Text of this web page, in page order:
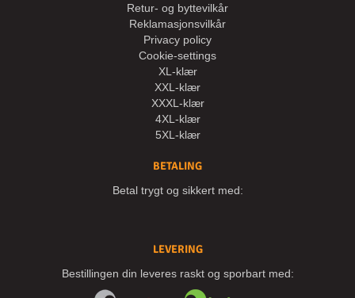
Retur- og byttevilkår
Reklamasjonsvilkår
Privacy policy
Cookie-settings
XL-klær
XXL-klær
XXXL-klær
4XL-klær
5XL-klær
BETALING
Betal trygt og sikkert med:
LEVERING
Bestillingen din leveres raskt og sporbart med: